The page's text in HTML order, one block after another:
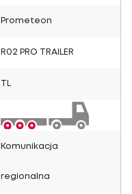
Prometeon
R02 PRO TRAILER
Komunikacja
regionalna